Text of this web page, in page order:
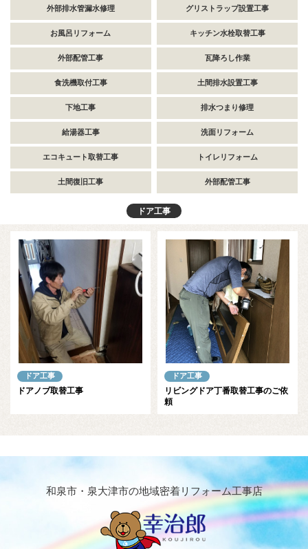
外部排水管漏水修理 グリストラップ設置工事
お風呂リフォーム キッチン水栓取替工事
外部配管工事 瓦降ろし作業
食洗機取付工事 土間排水設置工事
下地工事 排水つまり修理
給湯器工事 洗面リフォーム
エコキュート取替工事 トイレリフォーム
土間復旧工事 外部配管工事
ドア工事
ドア工事
ドアノブ取替工事
ドア工事
リビングドア丁番取替工事のご依
頼
和泉市・泉大津市の地域密着リフォーム工事店